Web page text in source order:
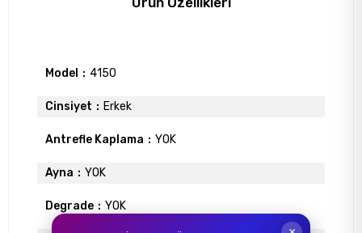
Model 4150
Cinsiyet Erkek
Antrefle Kaplama YOK
Ayna YOK
Degrade YOK